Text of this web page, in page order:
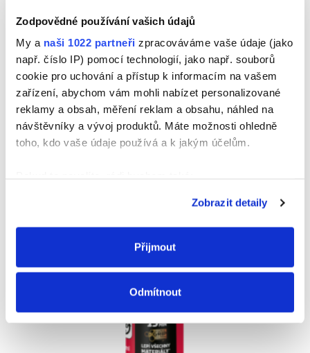
Zodpovědné používání vašich údajů
My a naši 1022 partneři zpracováváme vaše údaje (jako
např. číslo IP) pomocí technologií, jako např. souborů
cookie pro uchování a přístup k informacím na vašem
zařízení, abychom vám mohli nabízet personalizované
reklamy a obsah, měření reklam a obsahu, náhled na
návštěvníky a vývoj produktů. Máte možnosti ohledně
toho, kdo vaše údaje používá a k jakým účelům.
poloze, které mohou být přesné na několik metrů
Identifikovali vaše zařízení pomocí aktivního
skenování pro konkrétní charakteristiky (otisk prstu)
Zjistěte více o tom, jak zpracováváme vaše osobní
Svůj souhlas můžete kdykoliv změnit nebo odvolat v
části Prohlášení o souborech cookie.
K personalizaci obsahu a reklam, poskytování funkcí
Zobrazit detaily
Přijmout
Odmítnout
Náhled